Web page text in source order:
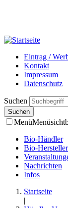
Eintrag /
Kontakt
Impressum
Datenschutz
Suchen
Menü
Bio-Händler
Bio-Hersteller
Nachrichten
Infos
Startseite
|